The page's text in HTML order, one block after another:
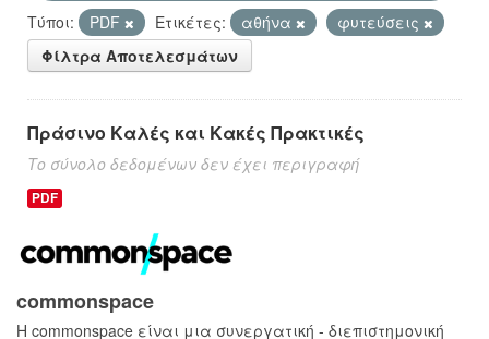
Τύποι:
PDF Ετικέτες: αθήνα
φυτεύσεις
Φίλτρα Αποτελεσμάτων
Πράσινο Καλές και Κακές Πρακτικές
Το σύνολο δεδομένων δεν έχει περιγραφή
PDF
commonspace
H commonspace είναι μια συνεργατική - διεπιστημονική